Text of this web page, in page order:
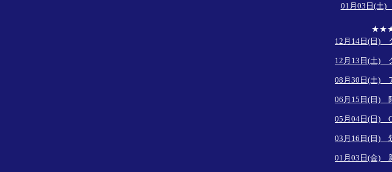
01月03日(土)
★★★
12月14日(日)
12月13日(土)
08月30日(土)
06月15日(日)
05月04日(日)
03月16日(日)
01月03日(金)